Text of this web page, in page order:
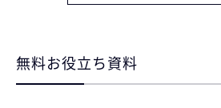
無料お役立ち資料